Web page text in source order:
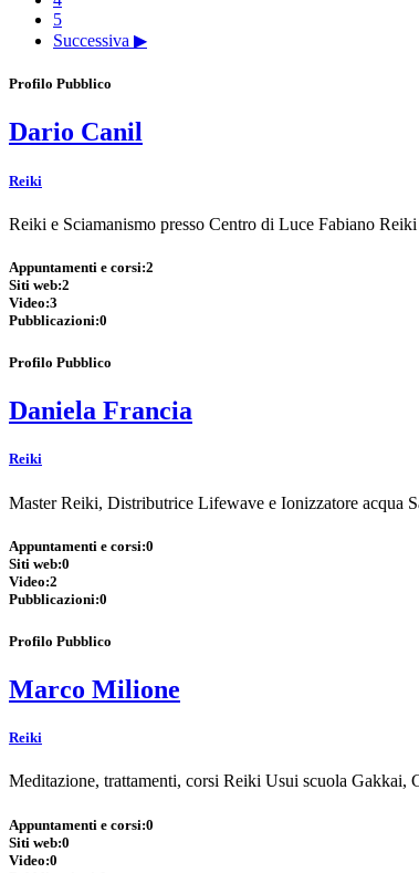
5
Successiva ▶
Profilo Pubblico
Dario Canil
Reiki
Reiki e Sciamanismo presso Centro di Luce Fabiano
Appuntamenti e corsi:2
Siti web:2
Video:3
Pubblicazioni:0
Profilo Pubblico
Daniela Francia
Reiki
Master Reiki, Distributrice Lifewave e Ionizzatore acqua
Appuntamenti e corsi:0
Siti web:0
Video:2
Pubblicazioni:0
Profilo Pubblico
Marco Milione
Reiki
Meditazione, trattamenti, corsi Reiki Usui scuola Gakkai,
Appuntamenti e corsi:0
Siti web:0
Video:0